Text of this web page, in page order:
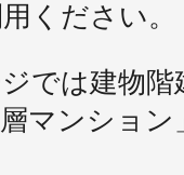
ください。
では建物階
マンション